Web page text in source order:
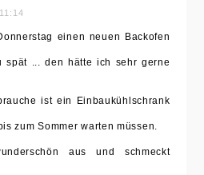
einen neuen Backofen
spät ... den hätte ich sehr gerne
ist ein Einbaukühlschrank
zum Sommer warten müssen.
aus und schmeckt